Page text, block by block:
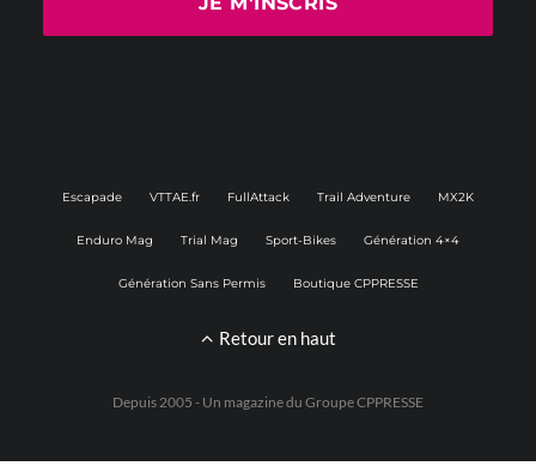
Escapade VTTAE.fr FullAttack Trail Adventure MX2K
Enduro Mag Trial Mag Sport-Bikes Génération 4×4
Génération Sans Permis Boutique CPPRESSE
Retour en haut
Depuis 2005 - Un magazine du Groupe CPPRESSE